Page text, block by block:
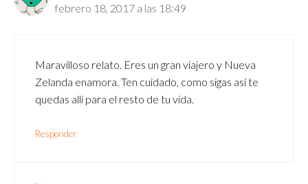
febrero 18, 2017 a las 18:49
Maravilloso relato. Eres un gran viajero y Nueva
Zelanda enamora. Ten cuidado, como sigas así te
quedas allí para el resto de tu vida.
Responder